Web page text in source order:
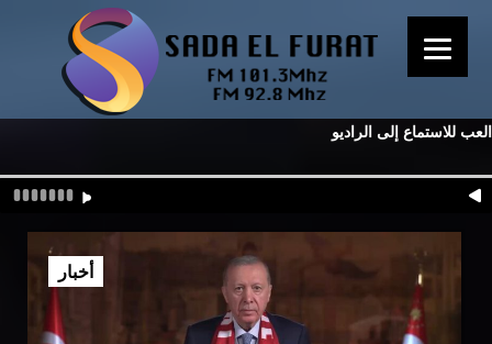
العب للاستماع إلى الراديو
أخبار